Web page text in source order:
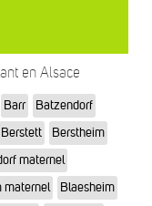
en Alsace
Barr
Batzendorf
Berstett
Berstheim
maternel
maternel
Blaesheim